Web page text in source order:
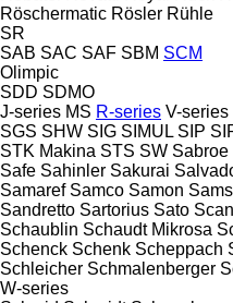
Röschermatic Rösler Rühle
SR
SAB SAC SAF SBM SCM
Olimpic
SDD SDMO
J-series MS R-series V-series
SGS SHW SIG SIMUL SIP
STK Makina STS SW Sabroe
Safe Sahinler Sakurai
Samaref Samco Samon
Sandretto Sartorius Sato Scan
Schaublin Schaudt Mikrosa
Schenck Schenk Scheppach
Schleicher Schmalenberger
W-series